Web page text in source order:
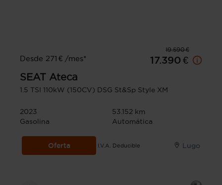
19.590 €
Desde 271 € /mes*
17.390 €
SEAT Ateca
1.5 TSI 110kW (150CV) DSG St&Sp Style XM
2023
53.152 km
Gasolina
Automática
Oferta I.V.A. Deducible Lugo